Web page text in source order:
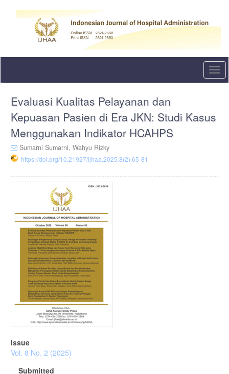
Main
Content
Sidebar
Evaluasi Kualitas Pelayanan dan
Kepuasan Pasien di Era JKN: Studi Kasus
Menggunakan Indikator HCAHPS
Sumarni Sumarni, Wahyu Rizky
https://doi.org/10.21927/ijhaa.2025.8(2).65-81
Article
Issue
Vol. 8 No. 2 (2025)
Submitted